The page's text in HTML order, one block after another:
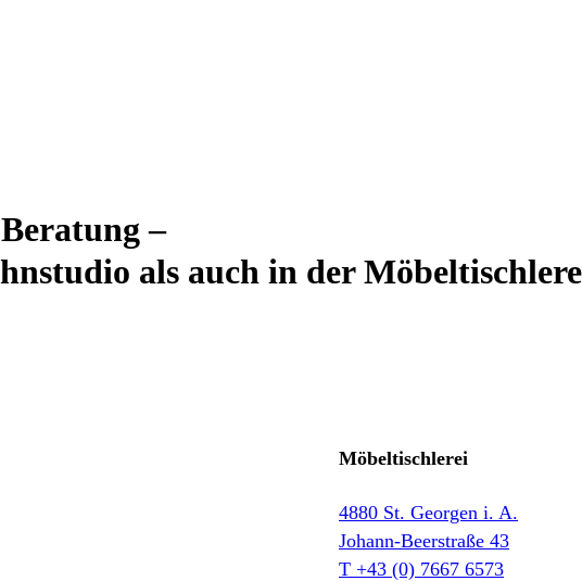
–
als auch in der
Möbeltischlerei
4880 St. Georgen i. A.
Johann-Beerstraße 43
T +43 (0) 7667 6573